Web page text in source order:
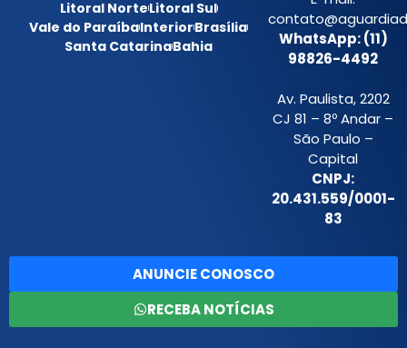
Litoral NorteLitoral Sul
Vale do ParaíbaInteriorBrasília
Santa CatarinaBahia
WhatsApp: (11)
98826-4492
Av. Paulista, 2202
CJ 81 – 8º Andar –
São Paulo –
Capital
CNPJ:
20.431.559/0001-
83
ANUNCIE CONOSCO
RECEBA NOTÍCIAS